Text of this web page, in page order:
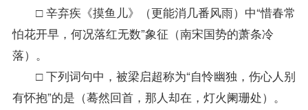
□ 辛弃疾《摸鱼儿》（更能消几番风雨）中“惜春常
怕花开早，何况落红无数”象征（南宋国势的萧条冷
落）。
□ 下列词句中，被梁启超称为“自怜幽独，伤心人别
有怀抱”的是（蓦然回首，那人却在，灯火阑珊处）。